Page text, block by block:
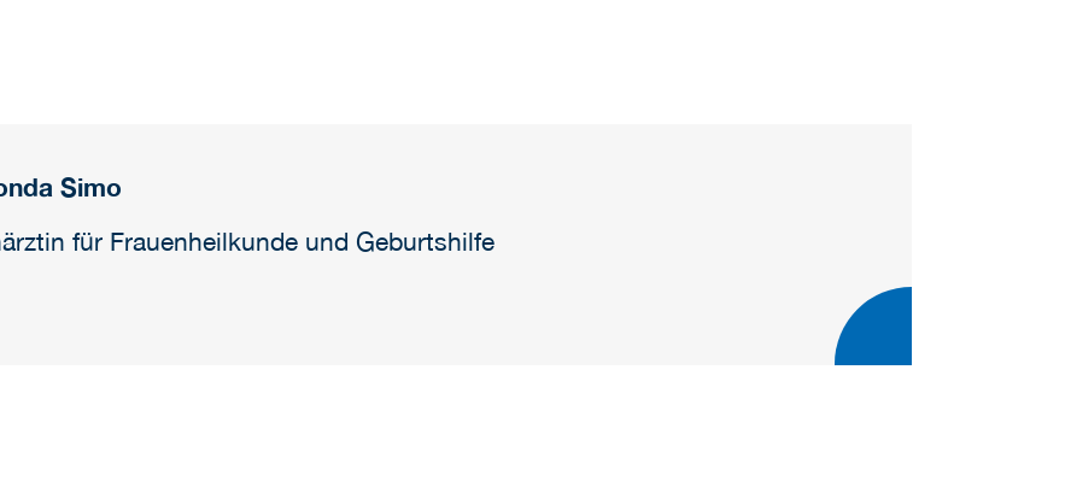
Simo
für Frauenheilkunde und Geburtshilfe